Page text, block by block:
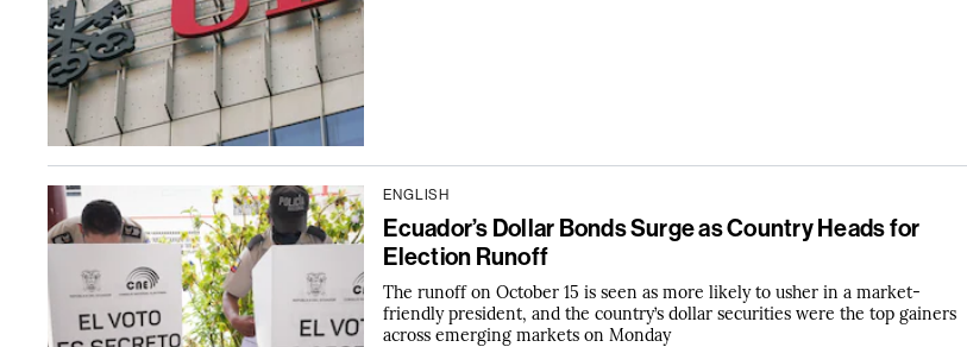
ENGLISH
Ecuador’s Dollar Bonds Surge as Country Heads for
Election Runoff
The runoff on October 15 is seen as more likely to usher in a market-
friendly president, and the country’s dollar securities were the top gainers
across emerging markets on Monday